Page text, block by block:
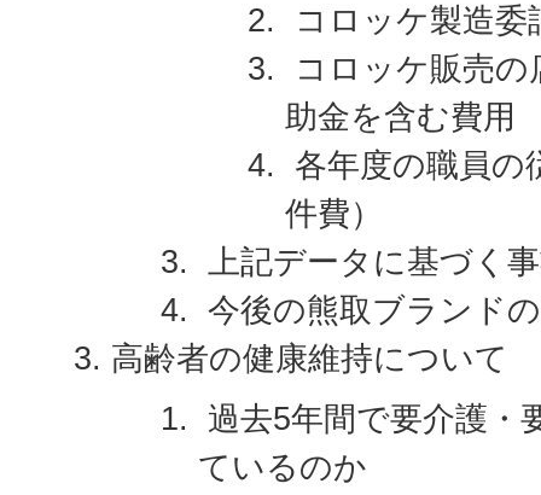
コロッケ製造委
コロッケ販売の
助金を含む費用
各年度の職員の
件費）
上記データに基づく
今後の熊取ブランド
高齢者の健康維持について
過去5年間で要介護・
ているのか